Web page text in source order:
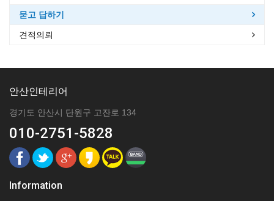
묻고 답하기
견적의뢰
안산인테리어
경기도 안산시 단원구 고잔로 134
010-2751-5828
Information